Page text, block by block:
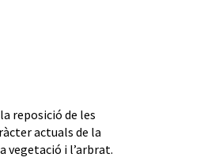
reposició de les
actuals de la
vegetació i l’arbrat.